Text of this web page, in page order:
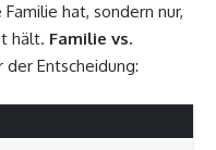
hat, sondern nur,
hält. Familie vs.
Entscheidung: